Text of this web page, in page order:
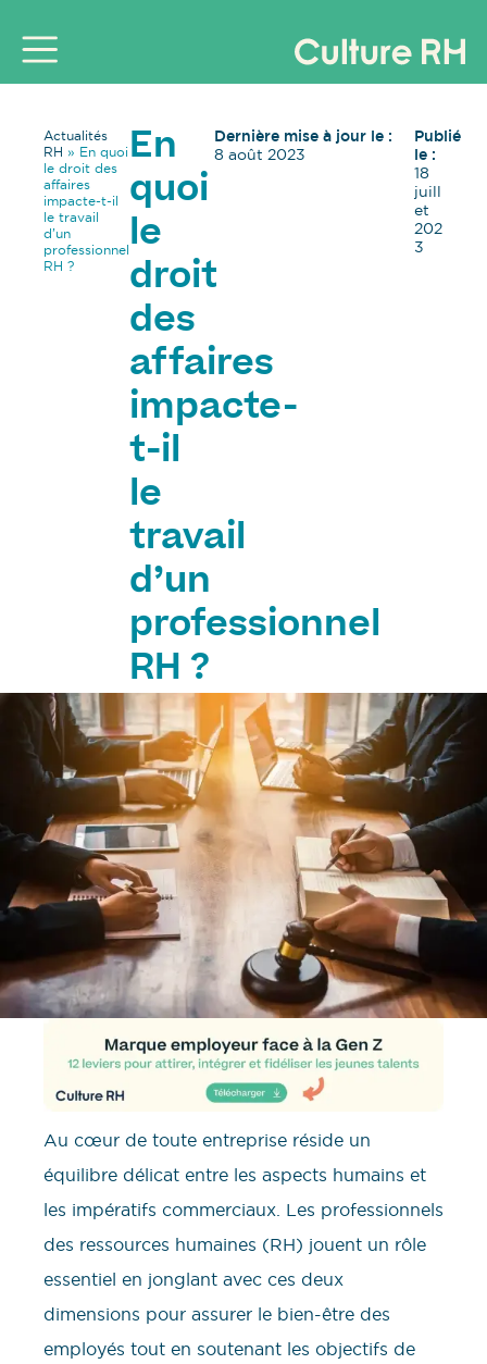
Actualités
RH » En quoi
le droit des
affaires
impacte-t-il
le travail
d’un
professionnel
RH ?
En
quoi
le
droit
des
affaires
impacte-
t-il
le
travail
d’un
professionnel
RH ?
Dernière mise à jour le :
8 août 2023
Publié
le :
18
juill
et
202
3
Au cœur de toute entreprise réside un
équilibre délicat entre les aspects humains et
les impératifs commerciaux. Les professionnels
des ressources humaines (RH) jouent un rôle
essentiel en jonglant avec ces deux
dimensions pour assurer le bien-être des
employés tout en soutenant les objectifs de